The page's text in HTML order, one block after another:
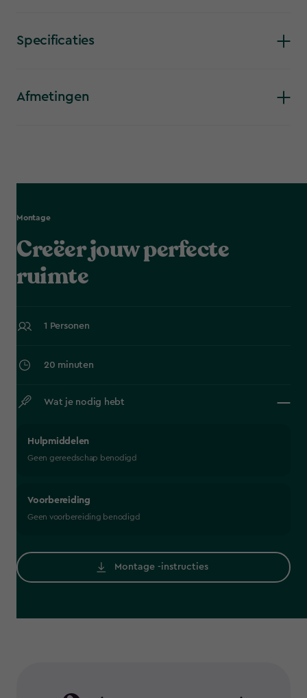
tegen regen, zon en kou, dus je kan deze zonder problemen
buiten laten. Gemaakt van meer dan 90% gerecycled
Specificaties
Afmetingen
Montage
Creëer jouw perfecte
ruimte
1 Personen
20 minuten
Wat je nodig hebt
Hulpmiddelen
Geen gereedschap benodigd
Voorbereiding
Geen voorbereiding benodigd
Montage -instructies